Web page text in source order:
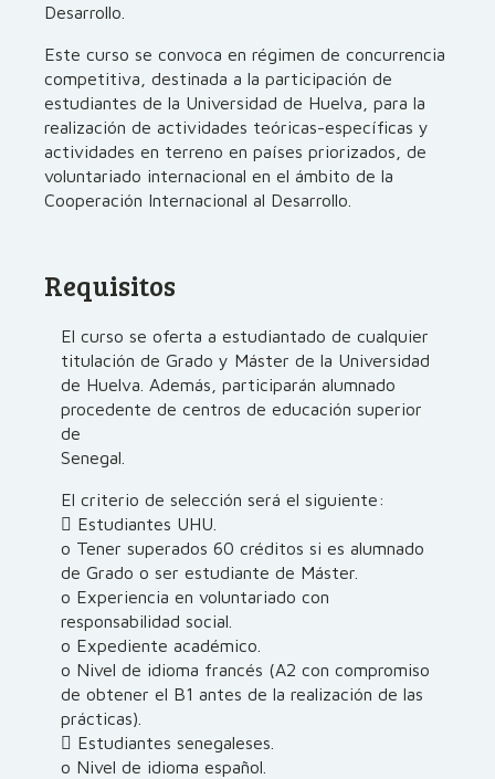
Desarrollo.
Este curso se convoca en régimen de concurrencia
competitiva, destinada a la participación de
estudiantes de la Universidad de Huelva, para la
realización de actividades teóricas-específicas y
actividades en terreno en países priorizados, de
voluntariado internacional en el ámbito de la
Cooperación Internacional al Desarrollo.
Requisitos
El curso se oferta a estudiantado de cualquier
titulación de Grado y Máster de la Universidad
de Huelva. Además, participarán alumnado
procedente de centros de educación superior
de
Senegal.
El criterio de selección será el siguiente:
 Estudiantes UHU.
o Tener superados 60 créditos si es alumnado
de Grado o ser estudiante de Máster.
o Experiencia en voluntariado con
responsabilidad social.
o Expediente académico.
o Nivel de idioma francés (A2 con compromiso
de obtener el B1 antes de la realización de las
prácticas).
 Estudiantes senegaleses.
o Nivel de idioma español.